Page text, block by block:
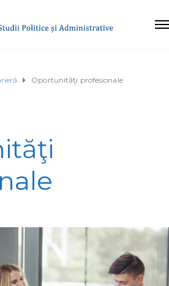
Oportunităţi profesionale